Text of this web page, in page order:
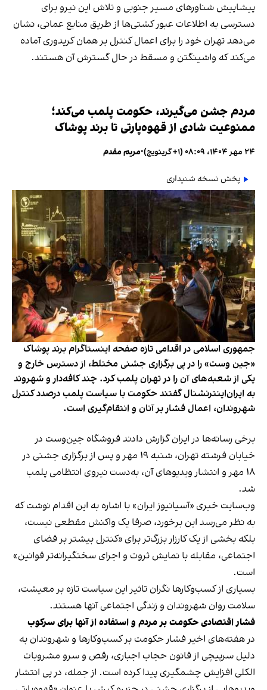
پیشاپیش شناورهای مسیر جنوبی و تلاش این نیرو برای
دسترسی به اطلاعات عبور کشتی‌ها از طریق منابع عمانی، نشان
می‌دهد تهران خود را برای اعمال کنترل بر همان کریدوری آماده
می‌کند که واشینگتن و مسقط در حال گسترش آن هستند.
مردم جشن می‌گیرند، حکومت پلمب می‌کند؛
ممنوعیت شادی از قهوه‌پارتی تا برند پوشاک
۲۴ مهر ۱۴۰۴، ۰۸:۰۹ (‎+۱ گرینویچ) •مریم مقدم
پخش نسخه شنیداری
جمهوری اسلامی در اقدامی تازه صفحه اینستاگرام برند پوشاک
«جین وست» را در پی برگزاری جشنی مختلط، از دسترس خارج و
یکی از شعبه‌های آن را در تهران پلمب کرد. چند کافه‌‌دار و شهروند
به ایران‌اینترنشنال گفتند حکومت با سیاست پلمب درصدد کنترل
شهروندان، اعمال فشار بر آنان و انتقام‌گیری است.
برخی رسانه‌ها در ایران گزارش دادند فروشگاه جین‌وست در
خیابان فرشته تهران، شنبه ۱۹ مهر و پس از برگزاری جشنی در
۱۸ مهر و انتشار ویدیوهای آن، به‌دست نیروی انتظامی پلمب
شد.
وب‌سایت خبری «آسیانیوز ایران» با اشاره به این اقدام نوشت که
به نظر می‌رسد این برخورد، صرفا یک واکنش مقطعی نیست،
بلکه بخشی از یک کارزار بزرگ‌تر برای «کنترل بیشتر بر فضای
اجتماعی، مقابله با نمایش ثروت و اجرای سختگیرانه‌تر قوانین»
است.
بسیاری از کسب‌وکارها نگران تاثیر این سیاست‌ تازه بر معیشت،
سلامت روان شهروندان و زندگی اجتماعی آنها هستند.
فشار اقتصادی حکومت بر مردم و استفاده از آنها برای سرکوب
در هفته‌های اخیر فشار حکومت بر کسب‌وکارها و شهروندان به
دلیل سرپیچی از قانون حجاب اجباری، رقص و سرو مشروبات
الکلی افزایش چشمگیری پیدا کرده است. از جمله، در پی انتشار